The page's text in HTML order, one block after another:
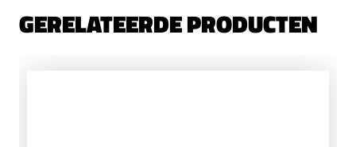
GERELATEERDE PRODUCTEN